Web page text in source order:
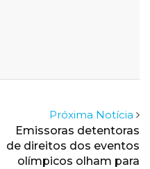
Próxima Notícia
Emissoras detentoras
de direitos dos eventos
olímpicos olham para